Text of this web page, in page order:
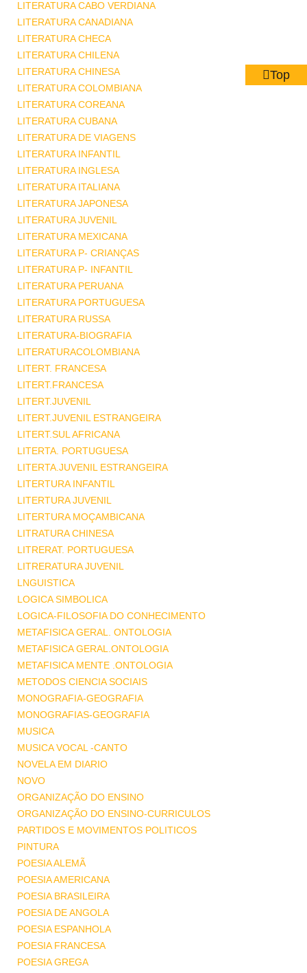
LITERATURA CABO VERDIANA
LITERATURA CANADIANA
LITERATURA CHECA
LITERATURA CHILENA
LITERATURA CHINESA
LITERATURA COLOMBIANA
LITERATURA COREANA
LITERATURA CUBANA
LITERATURA DE VIAGENS
LITERATURA INFANTIL
LITERATURA INGLESA
LITERATURA ITALIANA
LITERATURA JAPONESA
LITERATURA JUVENIL
LITERATURA MEXICANA
LITERATURA P- CRIANÇAS
LITERATURA P- INFANTIL
LITERATURA PERUANA
LITERATURA PORTUGUESA
LITERATURA RUSSA
LITERATURA-BIOGRAFIA
LITERATURACOLOMBIANA
LITERT. FRANCESA
LITERT.FRANCESA
LITERT.JUVENIL
LITERT.JUVENIL ESTRANGEIRA
LITERT.SUL AFRICANA
LITERTA. PORTUGUESA
LITERTA.JUVENIL ESTRANGEIRA
LITERTURA INFANTIL
LITERTURA JUVENIL
LITERTURA MOÇAMBICANA
LITRATURA CHINESA
LITRERAT. PORTUGUESA
LITRERATURA JUVENIL
LNGUISTICA
LOGICA SIMBOLICA
LOGICA-FILOSOFIA DO CONHECIMENTO
METAFISICA GERAL. ONTOLOGIA
METAFISICA GERAL.ONTOLOGIA
METAFISICA MENTE .ONTOLOGIA
METODOS CIENCIA SOCIAIS
MONOGRAFIA-GEOGRAFIA
MONOGRAFIAS-GEOGRAFIA
MUSICA
MUSICA VOCAL -CANTO
NOVELA EM DIARIO
NOVO
ORGANIZAÇÃO DO ENSINO
ORGANIZAÇÃO DO ENSINO-CURRICULOS
PARTIDOS E MOVIMENTOS POLITICOS
PINTURA
POESIA ALEMÃ
POESIA AMERICANA
POESIA BRASILEIRA
POESIA DE ANGOLA
POESIA ESPANHOLA
POESIA FRANCESA
POESIA GREGA
Top